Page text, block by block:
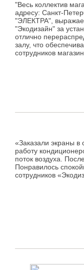
"Весь коллектив
адресу: Санкт-
"ЭЛЕКТРА",
"Экодизайн" за
отлично
залу, что
сотрудников
«Заказали экраны в
работу
поток воздуха.
Понравилось
сотрудников